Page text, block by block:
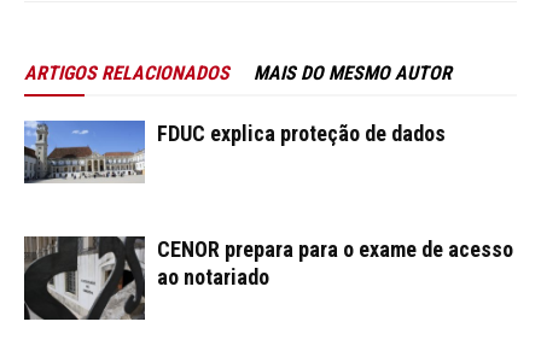
ARTIGOS RELACIONADOS MAIS DO MESMO AUTOR
FDUC explica proteção de dados
CENOR prepara para o exame de acesso
ao notariado